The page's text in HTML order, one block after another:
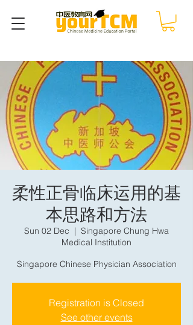
柔性正骨临床运用的基
本思路和方法
Sun 02 Dec
  |
Singapore Chung Hwa
Medical Institution
Singapore Chinese Physician Association
Registration is Closed
See other events